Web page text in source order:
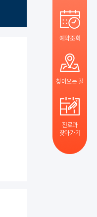
예약조회
찾아오는 길
진료과
찾아가기